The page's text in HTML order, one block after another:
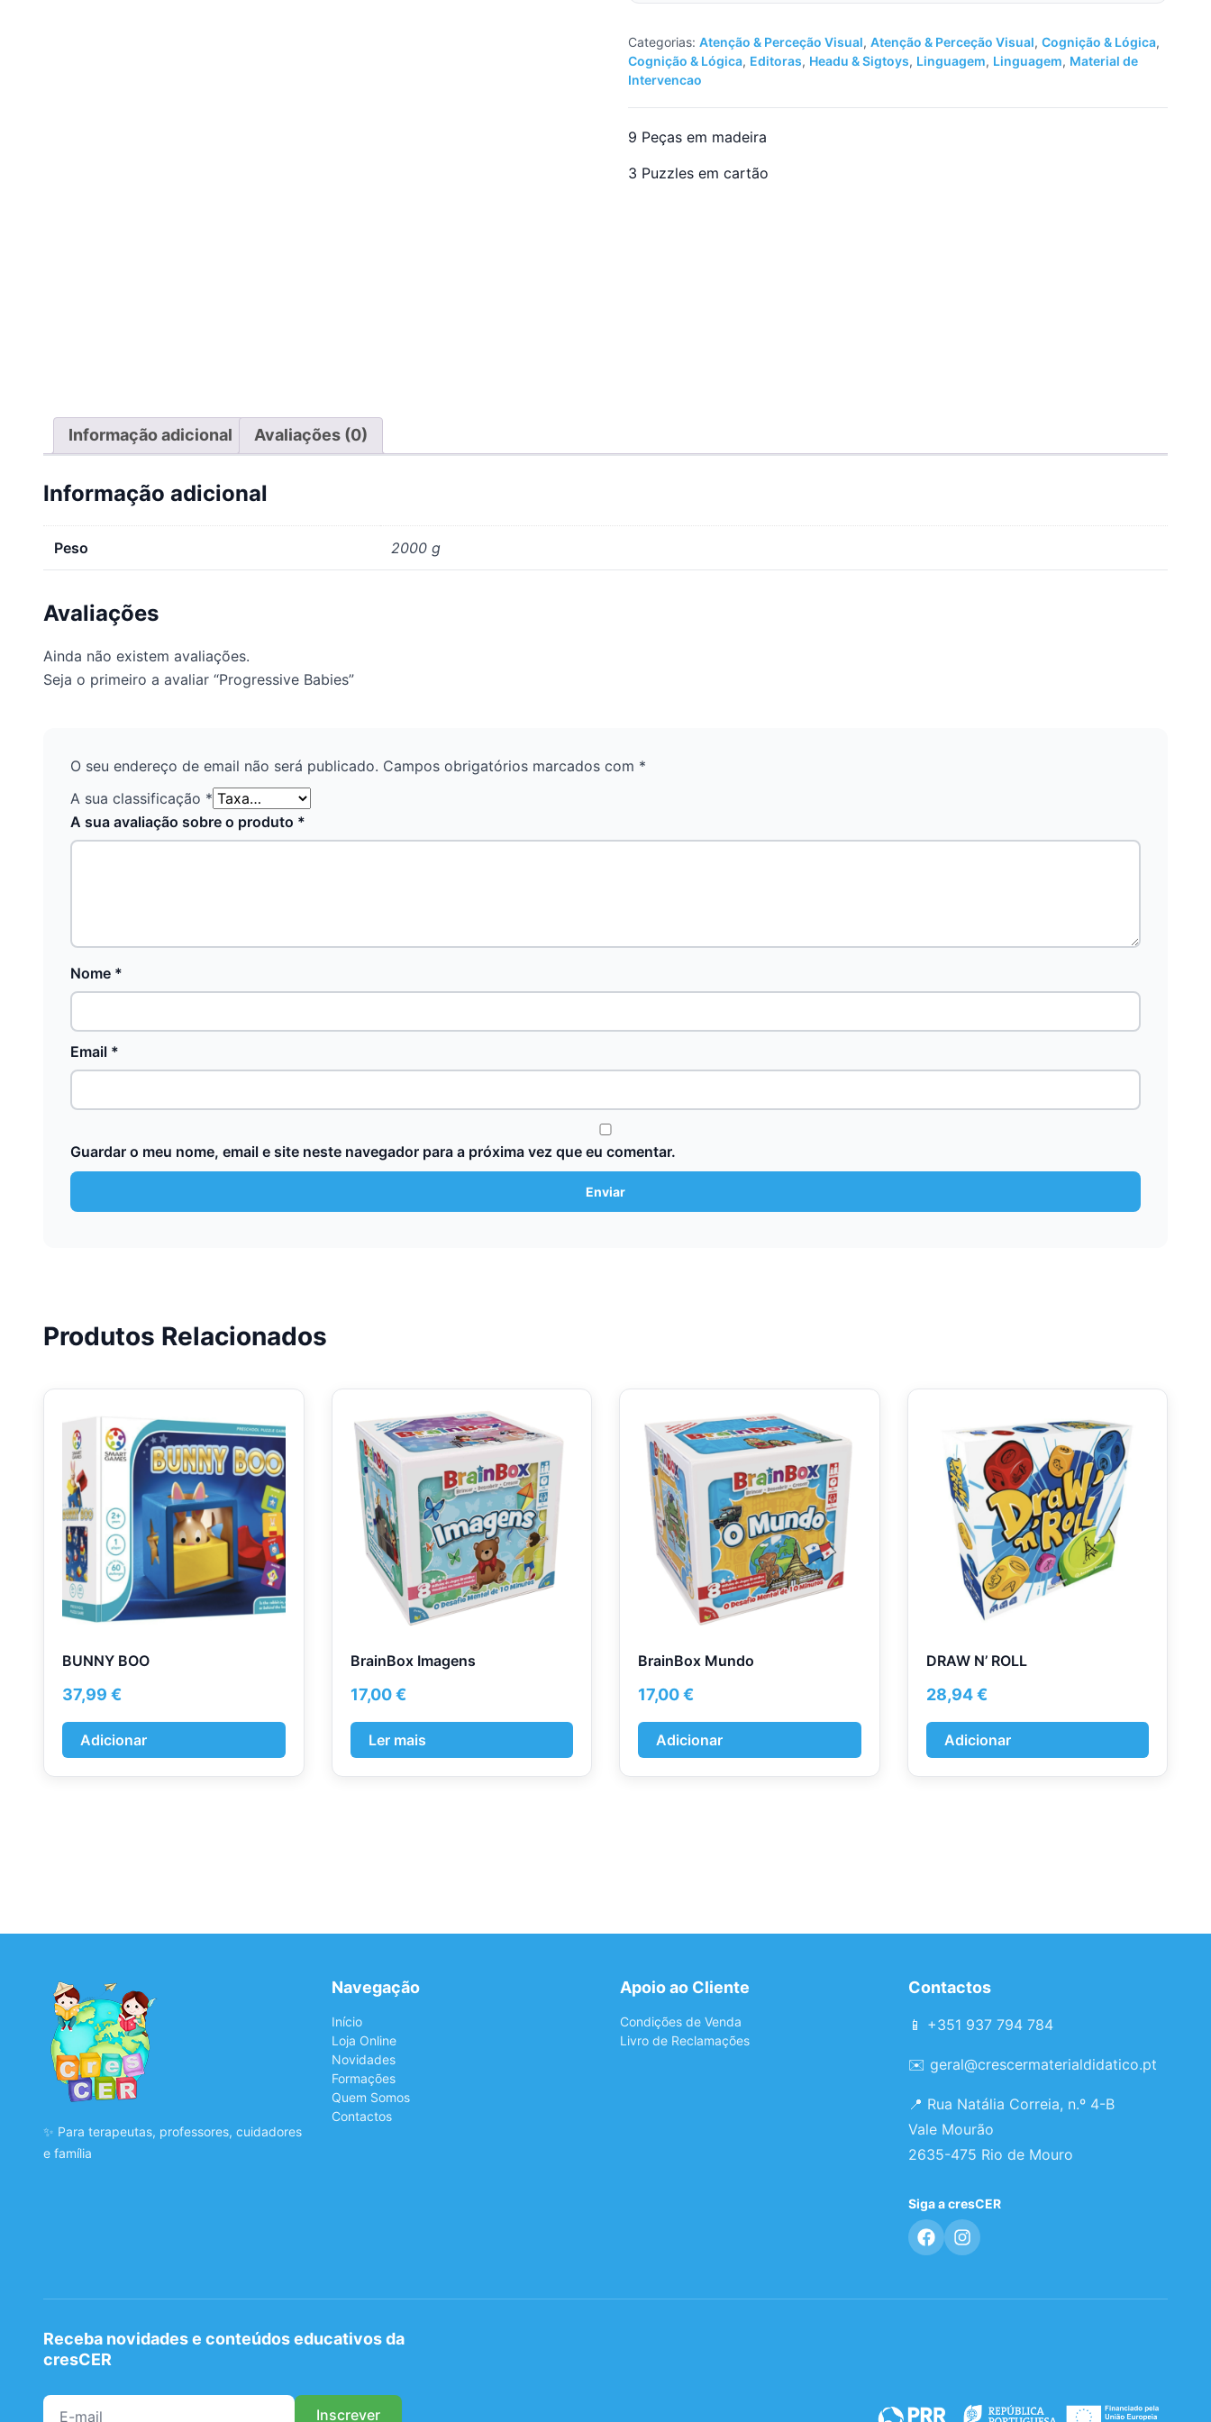
Categorias: Atenção & Perceção Visual, Atenção & Perceção Visual, Cognição & Lógica,
Cognição & Lógica, Editoras, Headu & Sigtoys, Linguagem, Linguagem, Material de
Intervencao
9 Peças em madeira
3 Puzzles em cartão
Informação adicional Avaliações (0)
Informação adicional
Peso 2000 g
Avaliações
Ainda não existem avaliações.
Seja o primeiro a avaliar “Progressive Babies”
O seu endereço de email não será publicado. Campos obrigatórios marcados com *
A sua classificação *
A sua avaliação sobre o produto *
Nome *
Email *
Guardar o meu nome, email e site neste navegador para a próxima vez que eu comentar.
Produtos Relacionados
BUNNY BOO
37,99 €
Adicionar
BrainBox Imagens
17,00€
Ler mais
BrainBox Mundo
17,00€
Adicionar
DRAW N’ ROLL
28,94€
Adicionar
✨ Para terapeutas, professores, cuidadores
e família
Navegação
Início
Loja Online
Novidades
Formações
Quem Somos
Contactos
Apoio ao Cliente
Condições de Venda
Livro de Reclamações
Contactos
📱 +351 937 794 784
✉️ geral@crescermaterialdidatico.pt
📍 Rua Natália Correia, n.º 4-B
Vale Mourão
2635-475 Rio de Mouro
Siga a cresCER
Receba novidades e conteúdos educativos da
cresCER